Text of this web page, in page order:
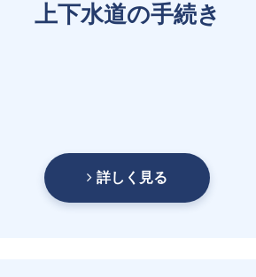
上下水道の手続き
詳しく見る